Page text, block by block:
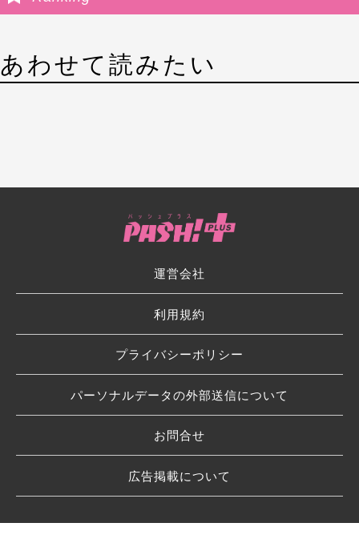
あわせて読みたい
運営会社
利用規約
プライバシーポリシー
パーソナルデータの外部送信について
お問合せ
広告掲載について